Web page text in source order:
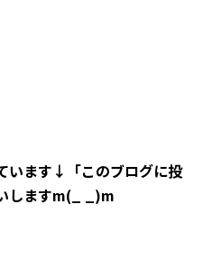
います↓「このブログに投
しますm(_ _)m